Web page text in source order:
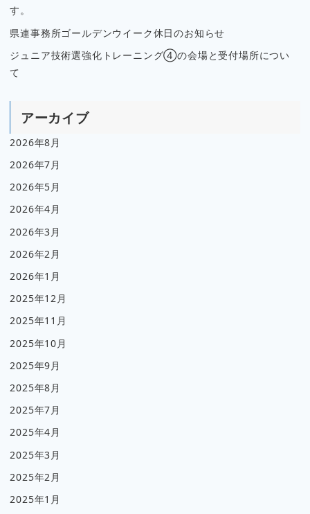
す。
県連事務所ゴールデンウイーク休日のお知らせ
ジュニア技術選強化トレーニング④の会場と受付場所につい
て
アーカイブ
2026年8月
2026年7月
2026年5月
2026年4月
2026年3月
2026年2月
2026年1月
2025年12月
2025年11月
2025年10月
2025年9月
2025年8月
2025年7月
2025年4月
2025年3月
2025年2月
2025年1月